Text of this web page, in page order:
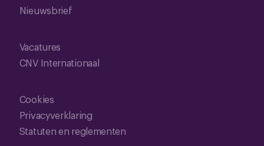
Nieuwsbrief
Vacatures
CNV Internationaal
Cookies
Privacyverklaring
Statuten en reglementen